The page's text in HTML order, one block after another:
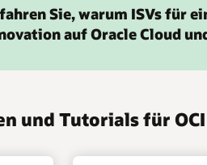
Sie, warum ISVs für
auf Oracle Cloud
und Tutorials für